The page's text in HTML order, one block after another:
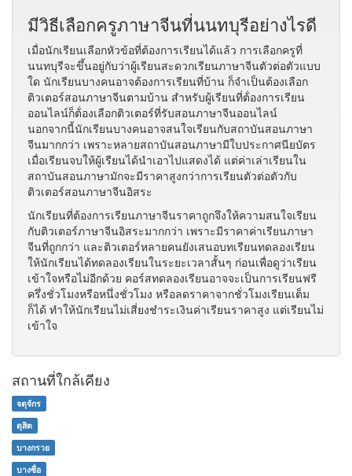
มีวิธีเลือกครูภาษาจีนที่นนทบุรีอย่างไรดี
เมื่อนักเรียนเลือกหัวข้อที่ต้องการเรียนได้แล้ว การเลือกครูที่
นนทบุรีจะขึ้นอยู่กับว่าผู้เรียนสะดวกเรียนภาษาจีนตัวต่อตัวแบบ
ใด นักเรียนบางคนอาจต้องการเรียนที่บ้าน ก็จำเป็นต้องเลือก
ติวเตอร์สอนภาษาจีนตามบ้าน สำหรับผู้เรียนที่ต้่องการเรียน
ออนไลน์ก็ต้่องเลือกติวเตอร์ที่รับสอนภาษาจีนออนไลน์
นอกจากนี้นักเรียนบางคนอาจสนใจเรียนกับสถาบันสอนภาษา
จีนมากกว่า เพราะหลายสถาบันสอนภาษามีใบประกาศนียบัตร
เมื่อเรียนจบให้ผู้เรียนได้นำเอาไปแสดงได้ แต่ค่าเล่าเรียนใน
สถาบันสอนภาษามักจะมีราคาสูงกว่าการเรียนตัวต่อตัวกับ
ติวเตอร์สอนภาษาจีนอิสระ
นักเรียนที่ต้องการเรียนภาษาจีนราคาถูกจึงให้ความสนใจเรียน
กับติวเตอร์ภาษาจีนอิสระมากกว่า เพราะมีราคาค่าเรียนภาษา
จีนที่ถูกกว่า และติวเตอร์หลายคนยังเสนอบทเรียนทดลองเรียน
ให้นักเรียนได้ทดลองเรียนในระยะเวลาสั้นๆ ก่อนเพื่อดูว่าเรียน
เข้าใจหรือไม่อีกด้วย คอร์สทดลองเรียนอาจจะเป็นการเรียนฟรี
ครึ่งชั่วโมงหรือหนึ่งชั่วโมง หรือลดราคาจากชั่วโมงเรียนเต็ม
ก็ได้ ทำให้นักเรียนไม่เสี่ยงชำระเงินค่าเรียนราคาสูง แต่เรียนไม่
เข้าใจ
สถานที่ใกล้เคียง
จตุจักร
ดุสิต
บางกรวย
บางซื่อ